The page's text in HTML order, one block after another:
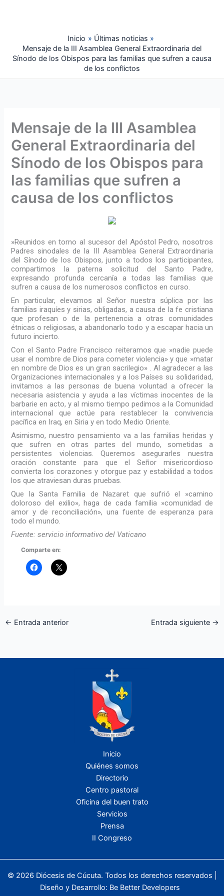
Inicio
Últimas noticias
Mensaje de la III Asamblea General Extraordinaria del
Sínodo de los Obispos para las familias que sufren a causa
de los conflictos
Mensaje de la III Asamblea
General Extraordinaria del
Sínodo de los Obispos para
las familias que sufren a
causa de los conflictos
»Reunidos en torno al sucesor del Apóstol Pedro, nosotros
Padres sinodales de la III Asamblea General Extraordinaria
del Sínodo de los Obispos, junto a todos los participantes,
compartimos la paterna solicitud del Santo Padre,
expresando profunda cercanía a todas las familias que
sufren a causa de los numerosos conflictos en curso.
En particular, elevamos al Señor nuestra súplica por las
familias iraquíes y sirias, obligadas, a causa de la fe cristiana
que profesan o de la pertenencia a otras comunidades
étnicas o religiosas, a abandonarlo todo y a escapar hacia un
futuro incierto.
Con el Santo Padre Francisco reiteramos que »nadie puede
usar el nombre de Dios para cometer violencia» y que »matar
en nombre de Dios es un gran sacrilegio» . Al agradecer a las
Organizaciones internacionales y a los Países su solidaridad,
invitamos a las personas de buena voluntad a ofrecer la
necesaria asistencia y ayuda a las víctimas inocentes de la
barbarie en acto, y al mismo tiempo pedimos a la Comunidad
internacional que actúe para restablecer la convivencia
pacífica en Iraq, en Siria y en todo Medio Oriente.
Asimismo, nuestro pensamiento va a las familias heridas y
que sufren en otras partes del mundo, sometidas a
persistentes violencias. Queremos asegurarles nuestra
oración constante para que el Señor misericordioso
convierta los corazones y otorgue paz y estabilidad a todos
los que atraviesan duras pruebas.
Que la Santa Familia de Nazaret que sufrió el »camino
doloroso del exilio», haga de cada familia »comunidad de
amor y de reconciliación», una fuente de esperanza para
todo el mundo.
Fuente: servicio informativo del Vaticano
Comparte en:
← Entrada anterior Entrada siguiente →
Inicio
Quiénes somos
Directorio
Centro pastoral
Oficina del buen trato
Servicios
Prensa
II Congreso
© 2026 Diócesis de Cúcuta. Todos los derechos reservados |
Diseño y Desarrollo: Be Better Developers